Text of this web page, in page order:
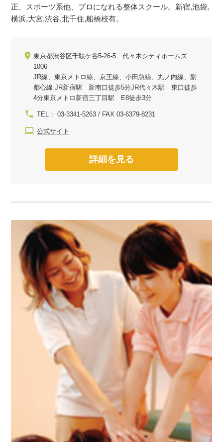
正、スポーツ系他、プロになれる整体スクール。新宿,池袋,
横浜,大宮,渋谷,北千住,船橋校有。
東京都渋谷区千駄ケ谷5-26-5 代々木シティホームズ
1006
JR線、東京メトロ線、京王線、小田急線、丸ノ内線、副
都心線 JR新宿駅 新南口徒歩5分JR代々木駅 東口徒歩
4分東京メトロ新宿三丁目駅 E8徒歩3分
TEL： 03-3341-5263 / FAX 03-6379-8231
公式サイト
詳細を見る